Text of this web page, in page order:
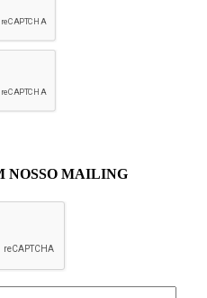
NOSSO MAILING